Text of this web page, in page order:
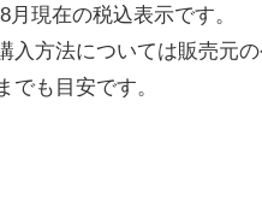
現在の税込表示です。
入方法については販売元
も目安です。